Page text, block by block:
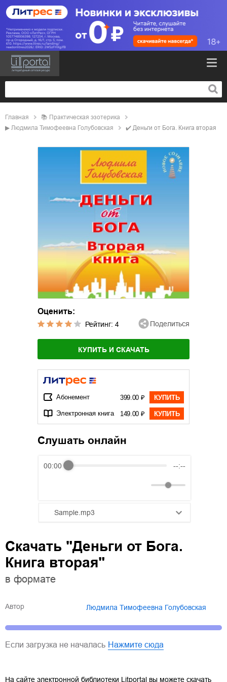
Главная 📚
практическая эзотерика
▶ Людмила Тимофеевна Голубовская ✔️ Деньги от Бога. Книга вторая
Оценить:
Рейтинг: 4 Поделиться
КУПИТЬ И СКАЧАТЬ
Абонемент 399.00 ₽ КУПИТЬ
Электронная книга 149.00 ₽ КУПИТЬ
Слушать онлайн
00:00 --:--
Sample.mp3
02.mp3 20:50
03.mp3
Скачать "Деньги от Бога.
Книга вторая"
в формате
Автор Людмила Тимофеевна Голубовская
Если загрузка не началась Нажмите сюда
На сайте электронной библиотеки Litportal вы можете скачать